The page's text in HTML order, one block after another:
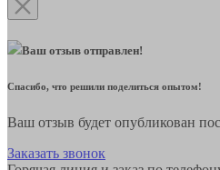
Ваш отзыв отправлен!
Спасибо, что решили поделиться опытом!
Ваш отзыв будет опубликован
Заказать звонок